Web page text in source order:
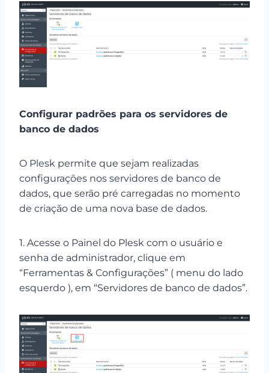
Configurar padrões para os servidores de
banco de dados
O Plesk permite que sejam realizadas
configurações nos servidores de banco de
dados, que serão pré carregadas no momento
de criação de uma nova base de dados.
1. Acesse o Painel do Plesk com o usuário e
senha de administrador, clique em
“Ferramentas & Configurações” ( menu do lado
esquerdo ), em “Servidores de banco de dados”.